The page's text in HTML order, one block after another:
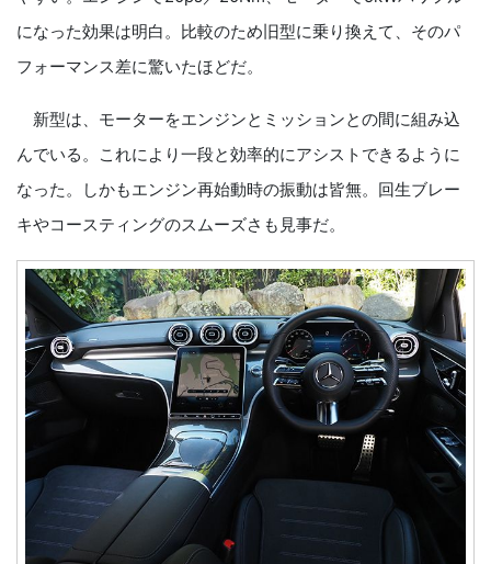
になった効果は明白。比較のため旧型に乗り換えて、そのパ
フォーマンス差に驚いたほどだ。
新型は、モーターをエンジンとミッションとの間に組み込
んでいる。これにより一段と効率的にアシストできるように
なった。しかもエンジン再始動時の振動は皆無。回生ブレー
キやコースティングのスムーズさも見事だ。